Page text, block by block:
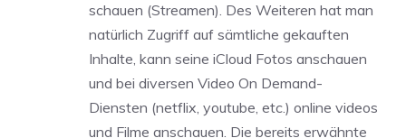
schauen (Streamen). Des Weiteren hat man
natürlich Zugriff auf sämtliche gekauften
Inhalte, kann seine iCloud Fotos anschauen
und bei diversen Video On Demand-
Diensten (netflix, youtube, etc.) online videos
und Filme anschauen. Die bereits erwähnte